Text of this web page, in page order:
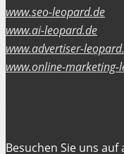
www.seo-leopard.de
www.ai-leopard.de
www.advertiser-
www.online-marketing-
Besuchen Sie uns